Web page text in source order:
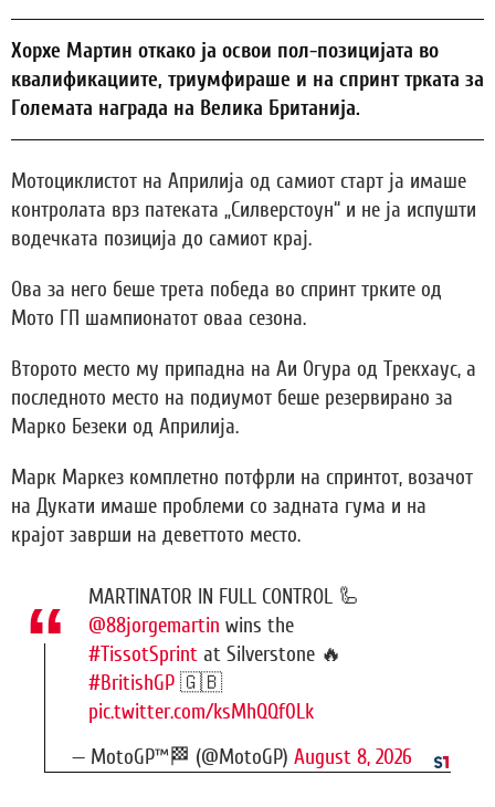
Хорхе Мартин откако ја освои пол-позицијата во
квалификациите, триумфираше и на спринт трката за
Големата награда на Велика Британија.
Мотоциклистот на Априлија од самиот старт ја имаше
контролата врз патеката „Силверстоун“ и не ја испушти
водечката позиција до самиот крај.
Ова за него беше трета победа во спринт трките од
Мото ГП шампионатот оваа сезона.
Второто место му припадна на Аи Огура од Трекхаус, а
последното место на подиумот беше резервирано за
Марко Безеки од Априлија.
Марк Маркез комплетно потфрли на спринтот, возачот
на Дукати имаше проблеми со задната гума и на
крајот заврши на деветтото место.
MARTINATOR IN FULL CONTROL 🦾
@88jorgemartin wins the
#TissotSprint at Silverstone 🔥
#BritishGP 🇬🇧
pic.twitter.com/ksMhQQf0Lk
— MotoGP™🏁 (@MotoGP) August 8, 2026